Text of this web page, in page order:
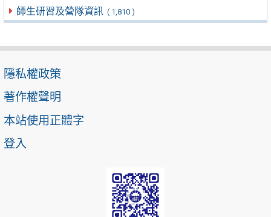
師生研習及營隊資訊 ( 1,810 )
隱私權政策
著作權聲明
本站使用正體字
登入